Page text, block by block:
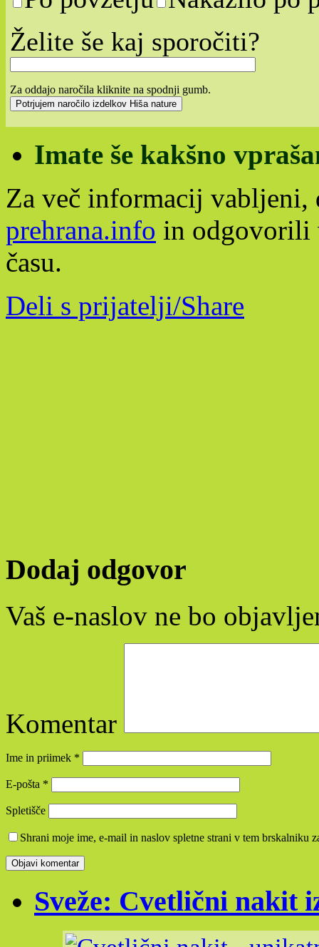
Želite še kaj sporočiti?
Za oddajo naročila kliknite na spodnji gumb.
Imate še kakšno
Za več informacij vabljeni,
prehrana.info in odgovorili
času.
Deli s prijatelji/Share
Dodaj odgovor
Vaš e-naslov ne bo
Komentar
Ime in priimek *
E-pošta *
Spletišče
Shrani moje ime, e-mail in naslov spletne strani v tem brskalniku
Sveže: Cvetlični nakit